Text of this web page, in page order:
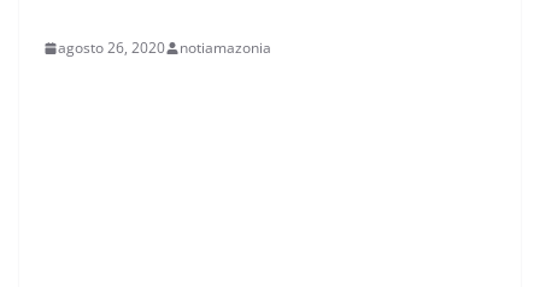
agosto 26, 2020 notiamazonia